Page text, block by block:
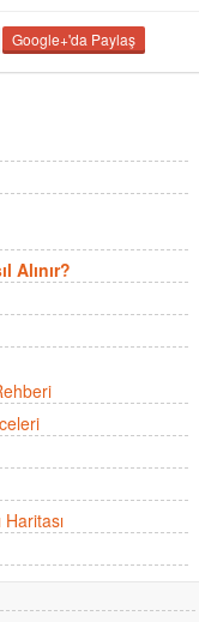
Google+'da Paylaş
Alınır?